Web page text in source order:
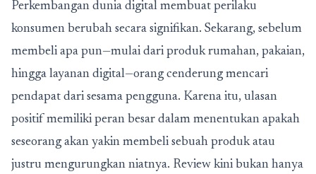
Perkembangan dunia digital membuat perilaku
konsumen berubah secara signifikan. Sekarang, sebelum
membeli apa pun—mulai dari produk rumahan, pakaian,
hingga layanan digital—orang cenderung mencari
pendapat dari sesama pengguna. Karena itu, ulasan
positif memiliki peran besar dalam menentukan apakah
seseorang akan yakin membeli sebuah produk atau
justru mengurungkan niatnya. Review kini bukan hanya